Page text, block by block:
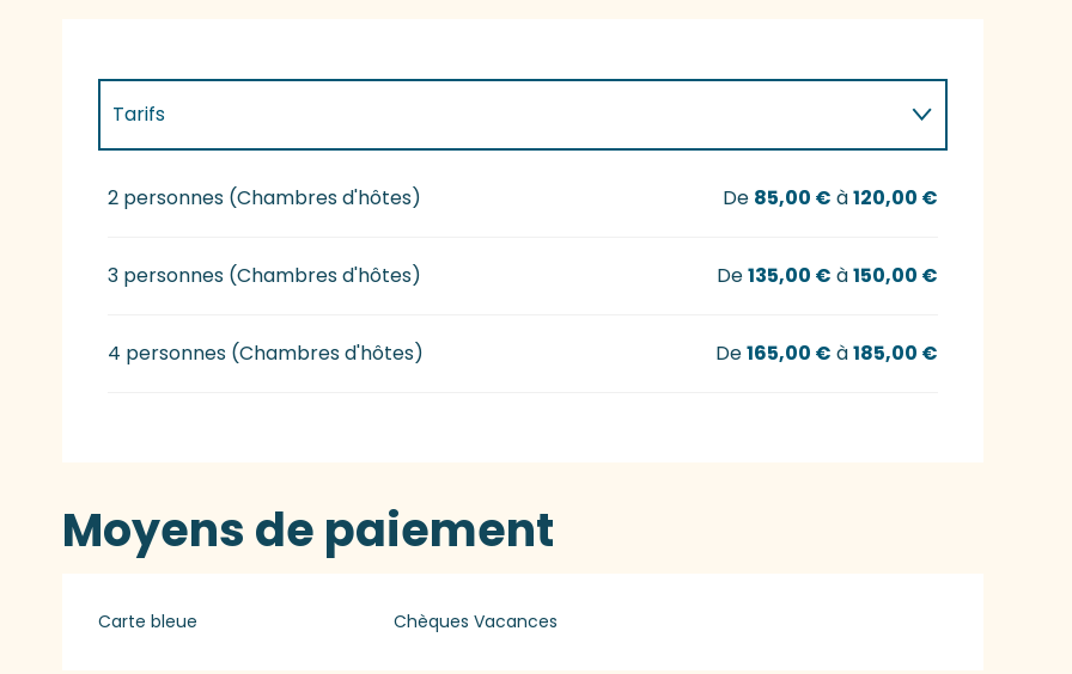
Tarifs
Tarifs 2027
2 personnes (Chambres d'hôtes) De 85,00 € à120,00 €
3 personnes (Chambres d'hôtes) De135,00 € à150,00 €
4 personnes (Chambres d'hôtes) De165,00 € à185,00 €
Moyens de paiement
Carte bleue Chèques Vacances